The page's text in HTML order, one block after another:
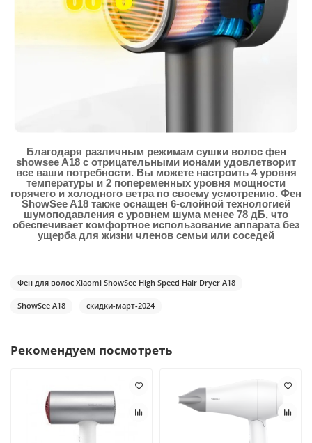
Благодаря различным режимам сушки волос фен
showsee A18 с отрицательными ионами удовлетворит
все ваши потребности. Вы можете настроить 4 уровня
температуры и 2 попеременных уровня мощности
горячего и холодного ветра по своему усмотрению. Фен
ShowSee A18 также оснащен 6-слойной технологией
шумоподавления с уровнем шума менее 78 дБ, что
обеспечивает комфортное использование аппарата без
ущерба для жизни членов семьи или соседей
Фен для волос Xiaomi ShowSee High Speed Hair Dryer A18
ShowSee A18 скидки-март-2024
Рекомендуем посмотреть